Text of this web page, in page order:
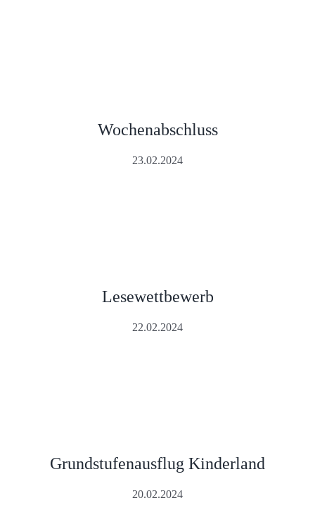
Wochenabschluss
23.02.2024
Lesewettbewerb
22.02.2024
Grundstufenausflug Kinderland
20.02.2024